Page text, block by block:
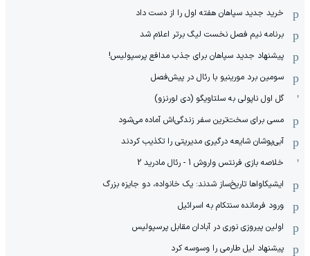
خرید جدید سپاهان هفته اول را از دست داد
برنامه نیم فصل نخست لیگ برتر اعلام شد
پیشنهاد جدید سپاهان برای جذب مدافع پرسپولیس!
سومین برد مورینیو با رئال در پیش‌فصل
گل اول ناپولی به سلتاویگو (دی لورنزو)
مسی برای سخت‌ترین سفر زندگی‌اش آماده می‌شود
آبی‌پوشان شایعه درگیری مدیریتی را تکذیب کردند
خلاصه بازی فرنتس واروش 1 - رئال مادرید 2
ایشیکاوا‌ها تاریخ‌ساز شدند: یک خانواده، دو جایزه بزرگ
ورود فرمانده سنتکام به اسرائیل
اولین پیروزی نوری در آبادان مقابل پرسپولیس
پیشنهاد لیل طارمی را وسوسه کرد